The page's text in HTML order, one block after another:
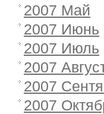
2007 Май
2007 Июнь
2007 Июль
2007
2007
2007